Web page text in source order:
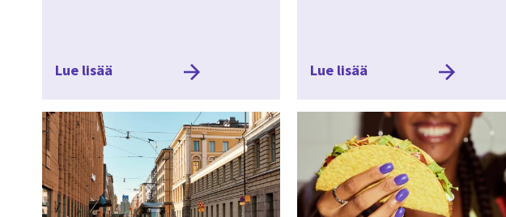
Lue lisää Lue lisää